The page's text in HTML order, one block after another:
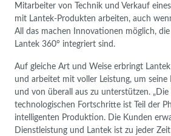
Mitarbeiter von Technik und Verkauf
mit Lantek-Produkten arbeiten, auch
All das machen Innovationen möglich,
Lantek 360° integriert sind.
Auf gleiche Art und Weise erbringt
und arbeitet mit voller Leistung, um seine
und von überall aus zu unterstützen.
technologischen Fortschritte ist Teil der
intelligenten Produktion. Die Kunden
Dienstleistung und Lantek ist zu jeder